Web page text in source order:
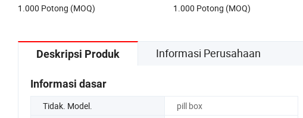
1.000 Potong (MOQ) 1.000 Potong (MOQ)
Deskripsi Produk Informasi Perusahaan
Informasi dasar
Tidak. Model. pill box